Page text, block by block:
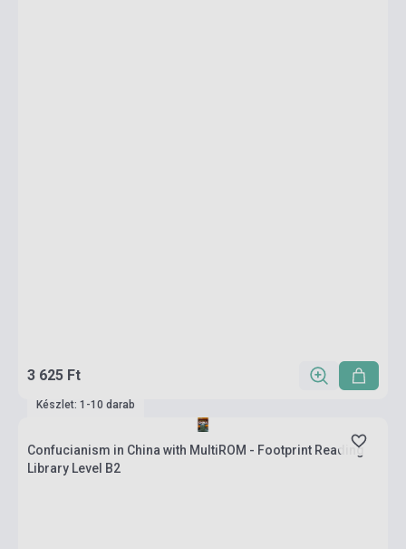
3 625 Ft
Készlet: 1-10 darab
Confucianism in China with MultiROM - Footprint Reading
Library Level B2